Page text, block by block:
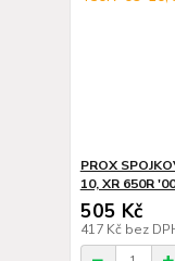
PROX
10, XR 650R
505 Kč
417 Kč bez